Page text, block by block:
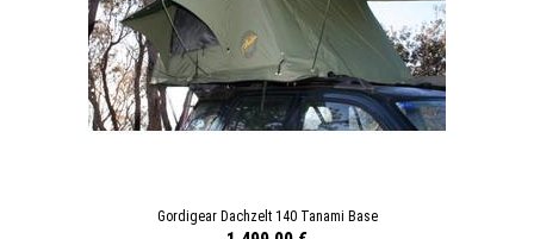
Gordigear Dachzelt 140 Tanami Base